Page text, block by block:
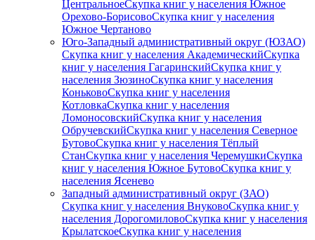
ЦентральноеСкупка книг у населения Южное
Орехово-БорисовоСкупка книг у населения
Южное Чертаново
Юго-Западный административный округ (ЮЗАО)
Скупка книг у населения АкадемическийСкупка
книг у населения ГагаринскийСкупка книг у
населения ЗюзиноСкупка книг у населения
КоньковоСкупка книг у населения
КотловкаСкупка книг у населения
ЛомоносовскийСкупка книг у населения
ОбручевскийСкупка книг у населения Северное
БутовоСкупка книг у населения Тёплый
СтанСкупка книг у населения ЧеремушкиСкупка
книг у населения Южное БутовоСкупка книг у
населения Ясенево
Западный административный округ (ЗАО)
Скупка книг у населения ВнуковоСкупка книг у
населения ДорогомиловоСкупка книг у населения
КрылатскоеСкупка книг у населения